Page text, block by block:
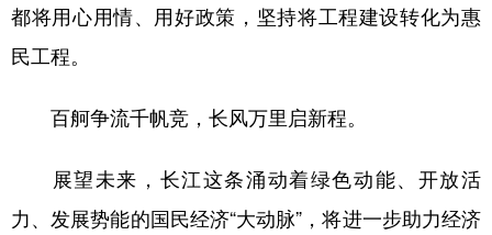
都将用心用情、用好政策，坚持将工程建设转化为惠
民工程。
百舸争流千帆竞，长风万里启新程。
展望未来，长江这条涌动着绿色动能、开放活
力、发展势能的国民经济“大动脉”，将进一步助力经济